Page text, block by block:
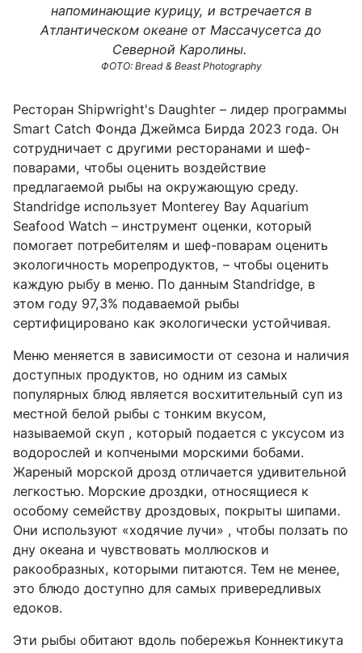
напоминающие курицу, и встречается в
Атлантическом океане от Массачусетса до
Северной Каролины.
ФОТО: Bread & Beast Photography
Ресторан Shipwright's Daughter – лидер программы
Smart Catch Фонда Джеймса Бирда 2023 года. Он
сотрудничает с другими ресторанами и шеф-
поварами, чтобы оценить воздействие
предлагаемой рыбы на окружающую среду.
Standridge использует Monterey Bay Aquarium
Seafood Watch – инструмент оценки, который
помогает потребителям и шеф-поварам оценить
экологичность морепродуктов, – чтобы оценить
каждую рыбу в меню. По данным Standridge, в
этом году 97,3% подаваемой рыбы
сертифицировано как экологически устойчивая.
Меню меняется в зависимости от сезона и наличия
доступных продуктов, но одним из самых
популярных блюд является восхитительный суп из
местной белой рыбы с тонким вкусом,
называемой скуп , который подается с уксусом из
водорослей и копчеными морскими бобами.
Жареный морской дрозд отличается удивительной
легкостью. Морские дроздки, относящиеся к
особому семейству дроздовых, покрыты шипами.
Они используют «ходячие лучи» , чтобы ползать по
дну океана и чувствовать моллюсков и
ракообразных, которыми питаются. Тем не менее,
это блюдо доступно для самых привередливых
едоков.
Эти рыбы обитают вдоль побережья Коннектикута